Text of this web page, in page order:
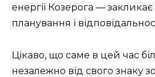
енергії Козерога —
планування і
Цікаво, що саме в цей час
незалежно від свого знаку